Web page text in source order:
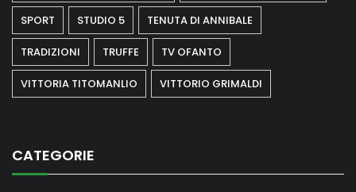
SPORT STUDIO 5 TENUTA DI ANNIBALE
TRADIZIONI TRUFFE TV OFANTO
VITTORIA TITOMANLIO VITTORIO GRIMALDI
CATEGORIE